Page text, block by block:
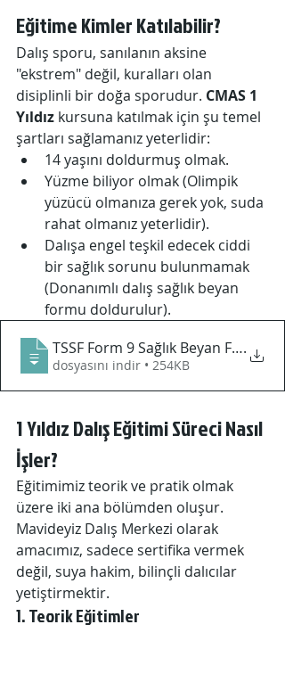
Eğitime Kimler Katılabilir?
Dalış sporu, sanılanın aksine
"ekstrem" değil, kuralları olan
disiplinli bir doğa sporudur. CMAS 1
Yıldız kursuna katılmak için şu temel
şartları sağlamanız yeterlidir:
14 yaşını doldurmuş olmak.
Yüzme biliyor olmak (Olimpik
yüzücü olmanıza gerek yok, suda
rahat olmanız yeterlidir).
Dalışa engel teşkil edecek ciddi
bir sağlık sorunu bulunmamak
(Donanımlı dalış sağlık beyan
formu doldurulur).
TSSF Form 9 Sağlık Beyan Formu
.
dosyasını indir • 254KB
1 Yıldız Dalış Eğitimi Süreci Nasıl
İşler?
Eğitimimiz teorik ve pratik olmak
üzere iki ana bölümden oluşur.
Mavideyiz Dalış Merkezi olarak
amacımız, sadece sertifika vermek
değil, suya hakim, bilinçli dalıcılar
yetiştirmektir.
1. Teorik Eğitimler